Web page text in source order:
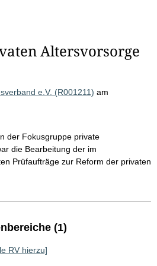
Altersvorsorge
e.V. (R001211) am
der Fokusgruppe private
die Bearbeitung der im
Prüfaufträge zur Reform der privaten
(1)
RV hierzu]